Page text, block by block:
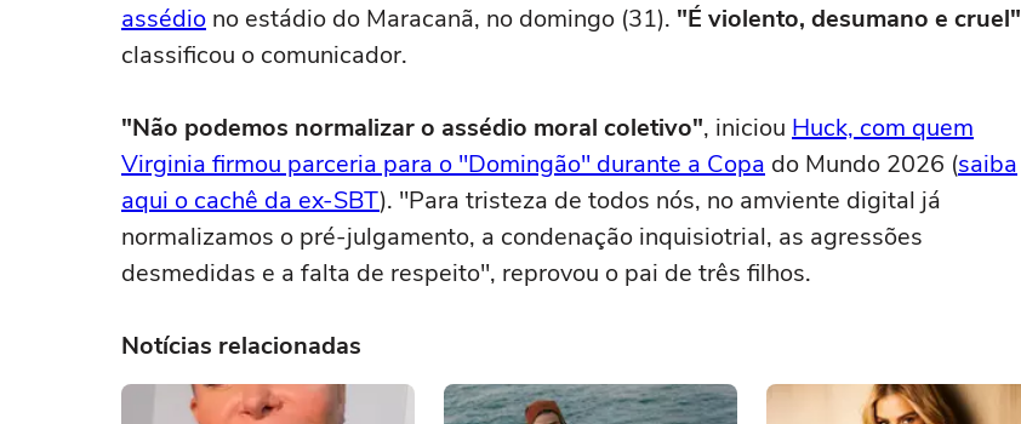
assédio no estádio do Maracanã, no domingo (31). "É violento, desumano e cruel"
classificou o comunicador.
"Não podemos normalizar o assédio moral coletivo", iniciou Huck, com quem
Virginia firmou parceria para o "Domingão" durante a Copa do Mundo 2026 (saiba
aqui o cachê da ex-SBT). "Para tristeza de todos nós, no amviente digital já
normalizamos o pré-julgamento, a condenação inquisiotrial, as agressões
desmedidas e a falta de respeito", reprovou o pai de três filhos.
Notícias relacionadas